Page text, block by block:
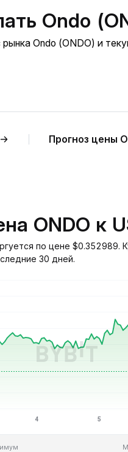
Ondo
Ondo (ONDO) и
Прогноз цены
ONDO к
по цене
30 дней.